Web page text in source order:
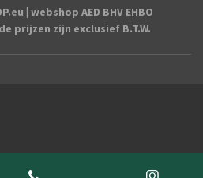
| webshop AED BHV EHBO
prijzen zijn exclusief B.T.W.